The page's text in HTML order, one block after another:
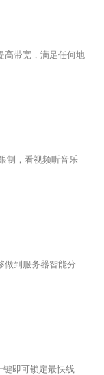
高带宽，满足任何地
制，看视频听音乐
做到服务器智能分
键即可锁定最快线